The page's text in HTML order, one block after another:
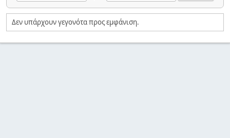
Δεν υπάρχουν γεγονότα προς εμφάνιση.